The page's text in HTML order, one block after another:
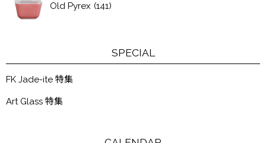
Old Pyrex (141)
SPECIAL
FK Jade-ite 特集
Art Glass 特集